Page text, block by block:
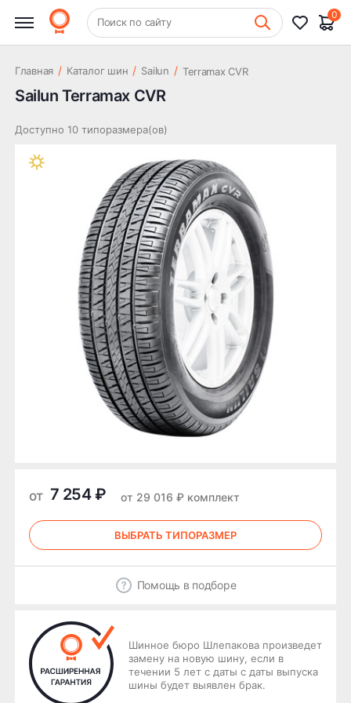
+7 (831) 261-35-35 Шиномонтаж
Поиск по сайту
0
Главная / Каталог шин / Sailun / Terramax CVR
Sailun Terramax CVR
Доступно 10 типоразмера(ов)
от 7 254 ₽ от 29 016 ₽ комплект
ВЫБРАТЬ ТИПОРАЗМЕР
Помощь в подборе
Шинное бюро Шлепакова произведет
замену на новую шину, если в
течении 5 лет с даты с даты выпуска
шины будет выявлен брак.